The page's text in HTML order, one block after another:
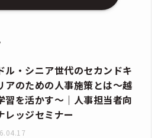
ル・シニア世代のセカンドキ
アのための人事施策とは〜越
習を活かす〜｜人事担当者向
レッジセミナー